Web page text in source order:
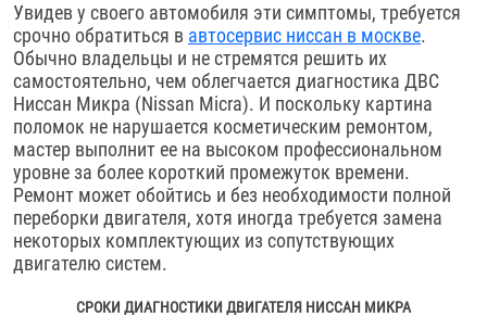
Увидев у своего автомобиля эти симптомы, требуется
срочно обратиться в автосервис ниссан в москве.
Обычно владельцы и не стремятся решить их
самостоятельно, чем облегчается диагностика ДВС
Ниссан Микра (Nissan Micra). И поскольку картина
поломок не нарушается косметическим ремонтом,
мастер выполнит ее на высоком профессиональном
уровне за более короткий промежуток времени.
Ремонт может обойтись и без необходимости полной
переборки двигателя, хотя иногда требуется замена
некоторых комплектующих из сопутствующих
двигателю систем.
СРОКИ ДИАГНОСТИКИ ДВИГАТЕЛЯ НИССАН МИКРА